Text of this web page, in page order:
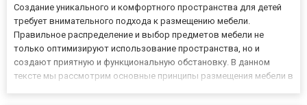
Создание уникального и комфортного пространства для детей
требует внимательного подхода к размещению мебели.
Правильное распределение и выбор предметов мебели не
только оптимизируют использование пространства, но и
создают приятную и функциональную обстановку. В данном
тексте мы рассмотрим основные принципы размещения мебели в